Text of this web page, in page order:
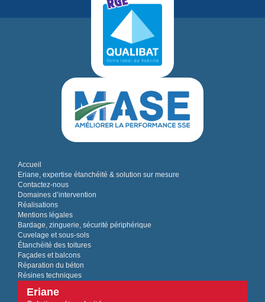
Accueil
Eriane, expertise étanchéité & solution sur mesure
Contactez-nous
Domaines d’intervention
Réalisations
Mentions légales
Bardage, zinguerie, sécurité périphérique
Cuvelage et sous-sols
Étanchéité des toitures
Façades et balcons
Réparation du béton
Résines techniques
Eriane